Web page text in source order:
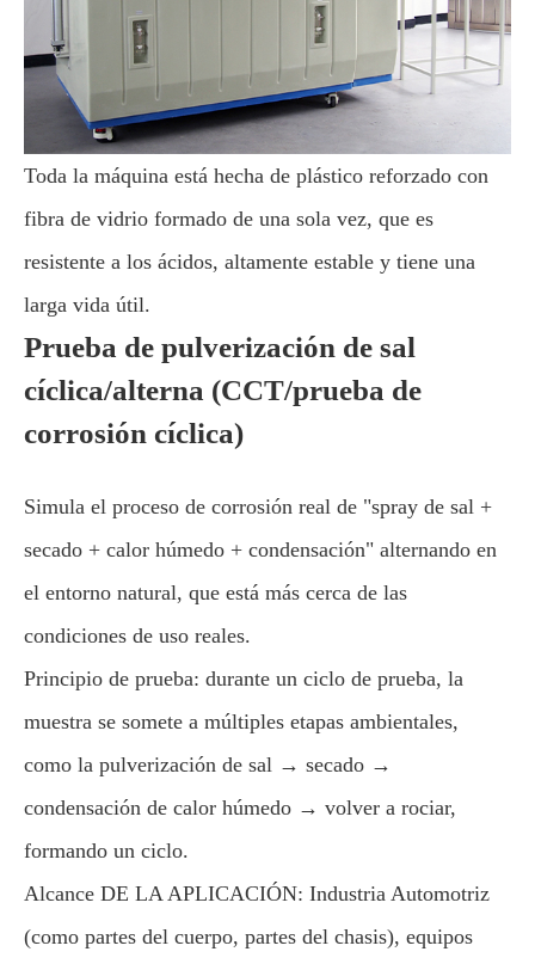
Toda la máquina está hecha de plástico reforzado con
fibra de vidrio formado de una sola vez, que es
resistente a los ácidos, altamente estable y tiene una
larga vida útil.
Prueba de pulverización de sal
cíclica/alterna (CCT/prueba de
corrosión cíclica)
Simula el proceso de corrosión real de "spray de sal +
secado + calor húmedo + condensación" alternando en
el entorno natural, que está más cerca de las
condiciones de uso reales.
Principio de prueba: durante un ciclo de prueba, la
muestra se somete a múltiples etapas ambientales,
como la pulverización de sal → secado →
condensación de calor húmedo → volver a rociar,
formando un ciclo.
Alcance DE LA APLICACIÓN: Industria Automotriz
(como partes del cuerpo, partes del chasis), equipos